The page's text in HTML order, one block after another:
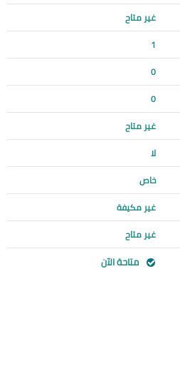
غير متاح
1
0
0
غير متاح
لا
خاص
غير مكيفة
غير متاح
متاحة الآن